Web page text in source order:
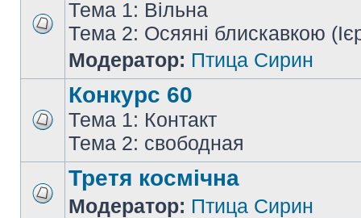
Тема 1: Вільна
Тема 2: Осяяні блискавкою
Модератор: Птица Сирин
Конкурс 60
Тема 1: Контакт
Тема 2: свободная
Третя космічна
Модератор: Птица Сирин